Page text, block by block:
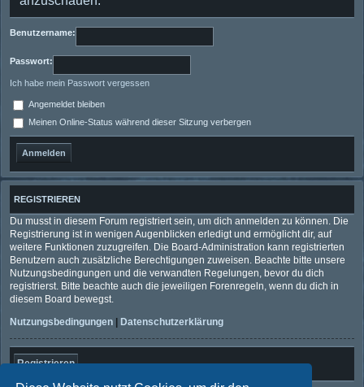
Benutzername:
Passwort:
Ich habe mein Passwort vergessen
Angemeldet bleiben
Meinen Online-Status während dieser Sitzung verbergen
REGISTRIEREN
Du musst in diesem Forum registriert sein, um dich anmelden zu können. Die
Registrierung ist in wenigen Augenblicken erledigt und ermöglicht dir, auf
weitere Funktionen zuzugreifen. Die Board-Administration kann registrierten
Benutzern auch zusätzliche Berechtigungen zuweisen. Beachte bitte unsere
Nutzungsbedingungen und die verwandten Regelungen, bevor du dich
registrierst. Bitte beachte auch die jeweiligen Forenregeln, wenn du dich in
diesem Board bewegst.
Nutzungsbedingungen
Datenschutzerklärung
Registrieren